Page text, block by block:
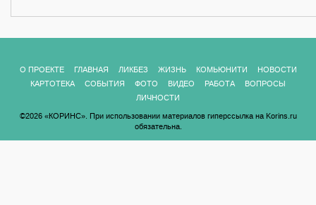
О ПРОЕКТЕ ГЛАВНАЯ ЛИКБЕЗ ЖИЗНЬ КОМЬЮНИТИ
НОВОСТИ
КАРТОТЕКА
СОБЫТИЯ ФОТО ВИДЕО РАБОТА
ВОПРОСЫ
ЛИЧНОСТИ
©2026 «КОРИНС». При использовании материалов гиперссылка на Korins.ru
обязательна.